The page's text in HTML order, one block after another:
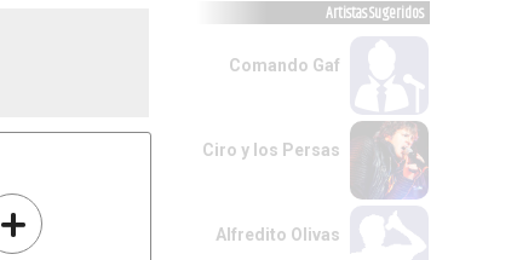
+
Artistas Sugeridos
Comando Gaf
Ciro y los Persas
Alfredito Olivas